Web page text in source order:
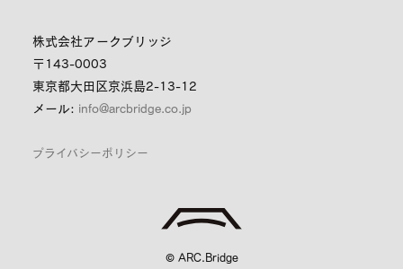
株式会社アークブリッジ
〒143-0003
東京都大田区京浜島2-13-12
メール: info@arcbridge.co.jp
プライバシーポリシー
© ARC.Bridge